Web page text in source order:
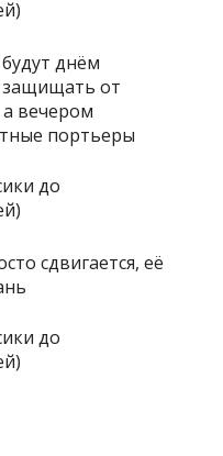
днём
защищать от
вечером
портьеры
сдвигается, её